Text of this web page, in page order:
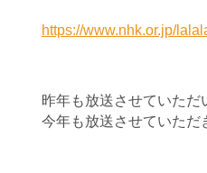
https://www.nhk.or.jp/
昨年も放送させていただ
今年も放送させていただ